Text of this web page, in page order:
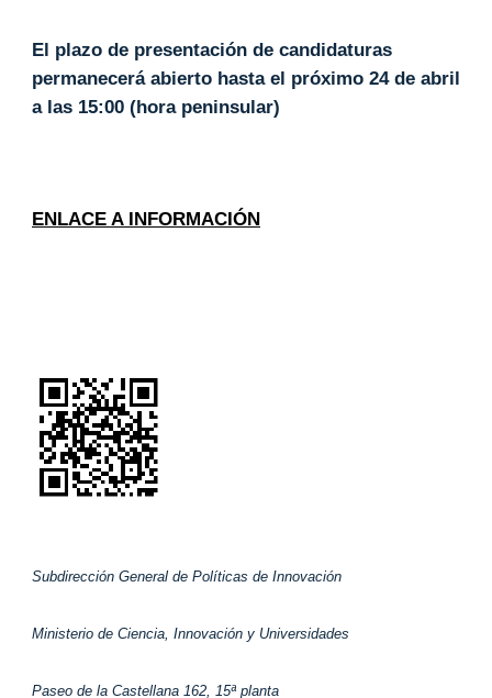
El plazo de presentación de candidaturas
permanecerá abierto hasta el próximo 24 de abril
a las 15:00 (hora peninsular)
ENLACE A INFORMACIÓN
Subdirección General de Políticas de Innovación
Ministerio de Ciencia, Innovación y Universidades
Paseo de la Castellana 162, 15ª planta